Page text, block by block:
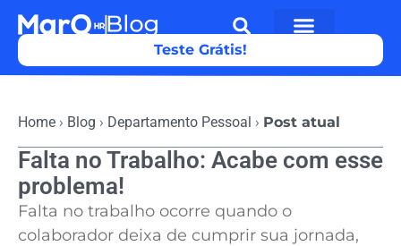
Teste Grátis!
Home › Blog › Departamento Pessoal › Post atual
Falta no Trabalho: Acabe com esse
problema!
Falta no trabalho ocorre quando o
colaborador deixa de cumprir sua jornada,